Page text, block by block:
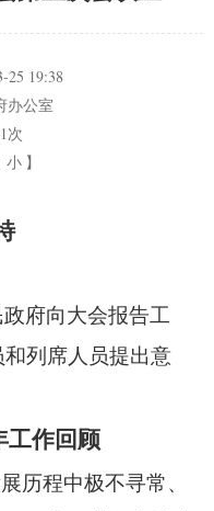
25 19:38
办公室
次
小 】
府向大会报告工
列席人员提出意
工作回顾
历程中极不寻常、